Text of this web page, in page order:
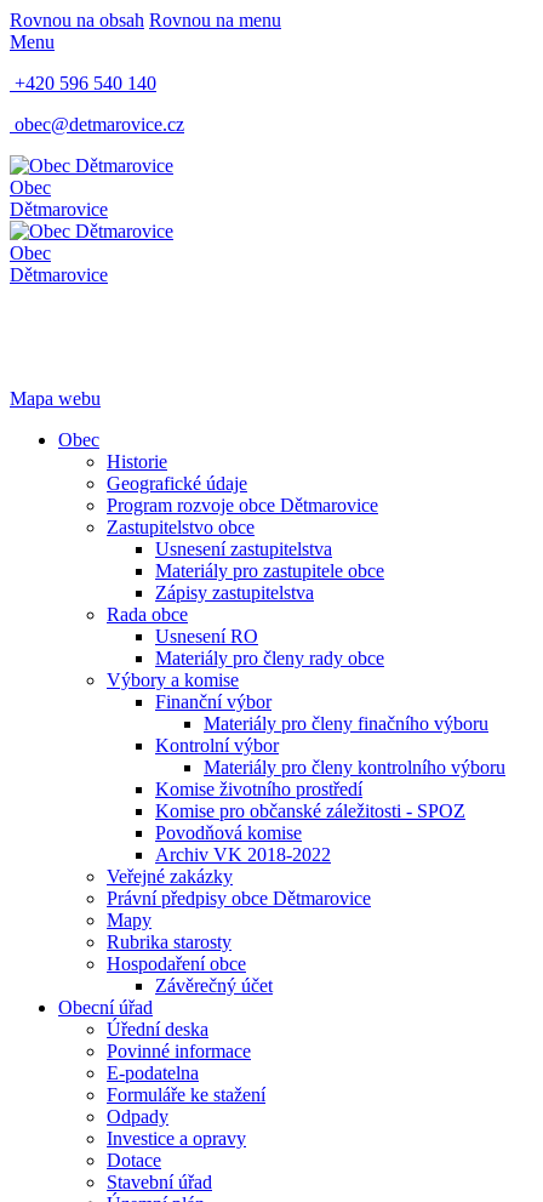
Rovnou na obsah Rovnou na menu
Menu
+420 596 540 140
obec@detmarovice.cz
Obec
Dětmarovice
Obec
Dětmarovice
Mapa webu
Obec
Historie
Geografické údaje
Program rozvoje obce Dětmarovice
Zastupitelstvo obce
Usnesení zastupitelstva
Materiály pro zastupitele obce
Zápisy zastupitelstva
Rada obce
Usnesení RO
Materiály pro členy rady obce
Výbory a komise
Finanční výbor
Materiály pro členy finačního výboru
Kontrolní výbor
Materiály pro členy kontrolního výboru
Komise životního prostředí
Komise pro občanské záležitosti - SPOZ
Povodňová komise
Archiv VK 2018-2022
Veřejné zakázky
Právní předpisy obce Dětmarovice
Mapy
Rubrika starosty
Hospodaření obce
Závěrečný účet
Obecní úřad
Úřední deska
Povinné informace
E-podatelna
Formuláře ke stažení
Odpady
Investice a opravy
Dotace
Stavební úřad